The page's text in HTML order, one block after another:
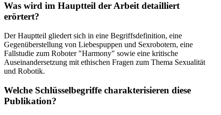
Was wird im Hauptteil der Arbeit detailliert
erörtert?
Der Hauptteil gliedert sich in eine Begriffsdefinition, eine
Gegenüberstellung von Liebespuppen und Sexrobotern, eine
Fallstudie zum Roboter "Harmony" sowie eine kritische
Auseinandersetzung mit ethischen Fragen zum Thema Sexualität
und Robotik.
Welche Schlüsselbegriffe charakterisieren diese
Publikation?